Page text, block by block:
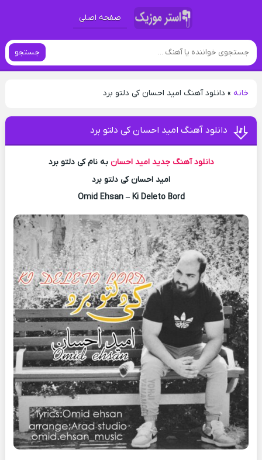
صفحه اصلی
جستجو
خانه» دانلود آهنگ امید احسان کی دلتو برد
دانلود آهنگ امید احسان کی دلتو برد
دانلود آهنگ جدید امید احسان به نام کی دلتو برد
امید احسان کی دلتو برد
Omid Ehsan – Ki Deleto Bord